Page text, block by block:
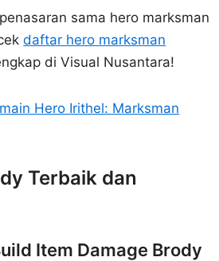
sama hero marksman
daftar hero marksman
di Visual Nusantara!
Hero Irithel: Marksman
Terbaik dan
Item Damage Brody